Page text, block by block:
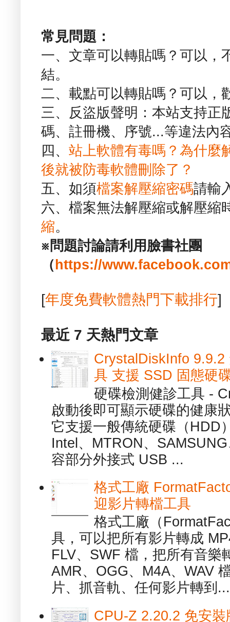
常見問題：
一、文章可以轉貼嗎？可以，
結。
二、載點可以轉貼嗎？可以，
三、反盜版聲明：本站支持正
碼、註冊機、序號...等違法內
四、 站上軟體有毒嗎？為什麼
後就被防毒軟體刪除了？
五、如須檔案解壓縮密碼請輸
六、檔案無法解壓縮或解壓縮
縮。
※問題討論請利用臉書社團
（ https://
[年度免費軟體熱門下載排行]
最近 7 天熱門文章
CrystalDiskInfo 9.9.2
具 支援 SSD 固態硬
硬碟檢測健診工具 -
啟動後即可顯示硬碟的健康
它支援一般傳統硬碟（HDD
Intel、MTRON、
容部分外接式 USB ...
格式工廠
迎影片轉檔工具
格式工廠（
具，可以把所有影片轉成
FLV、SWF 檔，把所有音樂
AMR、OGG、M4A、WAV
片、抓音軌、任何影片轉到...
CPU-Z 2.20.2 免安